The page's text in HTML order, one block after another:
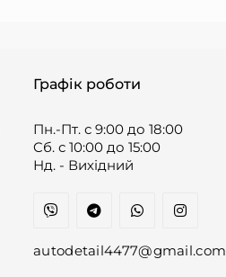
Графік роботи
Пн.-Пт. с 9:00 до 18:00
Cб. с 10:00 до 15:00
Нд. - Вихідний
autodetail4477@gmail.com